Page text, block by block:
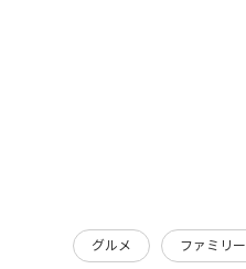
グルメ ファミリー